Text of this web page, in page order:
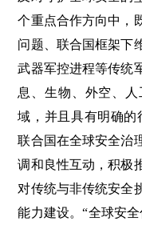
个重点合作方向中，
问题、联合国框架下
武器军控进程等传统
息、生物、外空、
域，并且具有明确
联合国在全球安全治
调和良性互动，积极
对传统与非传统安全
能力建设。“全球安